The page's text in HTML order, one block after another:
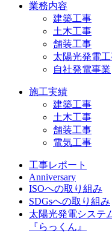
業務内容
建築工事
土木工事
舗装工事
太陽光発電
自社発電事業
施工実績
建築工事
土木工事
舗装工事
電気工事
工事レポート
Anniversary
ISOへの取り組み
SDGsへの取り組み
太陽光発電システ
『らっくん』